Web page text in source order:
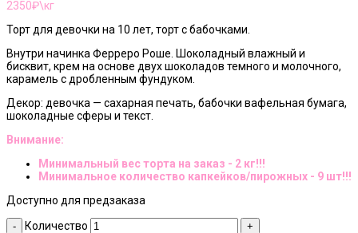
2350₽\кг
Торт для девочки на 10 лет, торт с бабочками.
Внутри начинка Ферреро Роше. Шоколадный влажный и
бисквит, крем на основе двух шоколадов темного и молочного,
карамель с дробленным фундуком.
Декор: девочка — сахарная печать, бабочки вафельная бумага,
шоколадные сферы и текст.
Внимание:
Минимальный вес торта на заказ - 2 кг!!!
Минимальное количество капкейков/пирожных - 9 шт!!!
Доступно для предзаказа
Количество